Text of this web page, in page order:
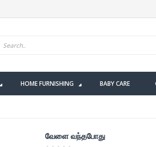
HOME FURNISHING BABY CARE
வேளை வந்தபோது